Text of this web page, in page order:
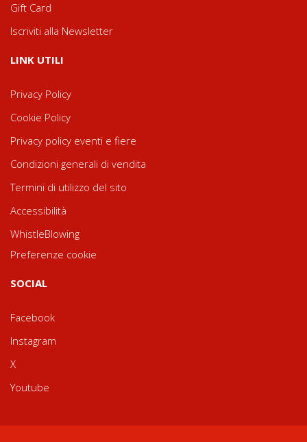
Gift Card
Iscriviti alla Newsletter
LINK UTILI
Privacy Policy
Cookie Policy
Privacy policy eventi e fiere
Condizioni generali di vendita
Termini di utilizzo del sito
Accessibilità
WhistleBlowing
Preferenze cookie
SOCIAL
Facebook
Instagram
X
Youtube